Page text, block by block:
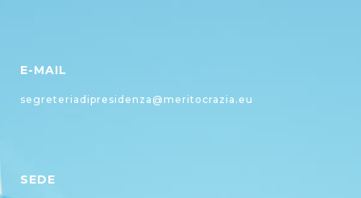
E-MAIL
segreteriadipresidenza@meritocrazia.eu
SEDE